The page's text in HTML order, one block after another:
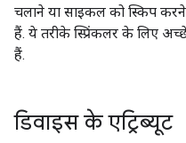
चलाने या साइकल को स्किप
हैं. ये तरीके स्प्रिंकलर के लिए
हैं.
डिवाइस के एट्रिब्यूट